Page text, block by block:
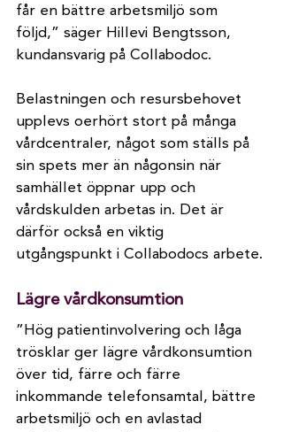
får en bättre arbetsmiljö som
följd,” säger Hillevi Bengtsson,
kundansvarig på Collabodoc.
Belastningen och resursbehovet
upplevs oerhört stort på många
vårdcentraler, något som ställs på
sin spets mer än någonsin när
samhället öppnar upp och
vårdskulden arbetas in. Det är
därför också en viktig
utgångspunkt i Collabodocs arbete.
Lägre vårdkonsumtion
”Hög patientinvolvering och låga
trösklar ger lägre vårdkonsumtion
över tid, färre och färre
inkommande telefonsamtal, bättre
arbetsmiljö och en avlastad